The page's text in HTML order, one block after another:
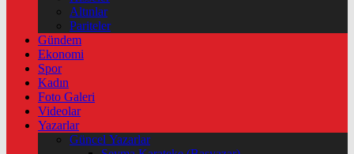
Altınlar
Pariteler
Gündem
Ekonomi
Spor
Kadın
Foto Galeri
Videolar
Yazarlar
Güncel Yazarlar